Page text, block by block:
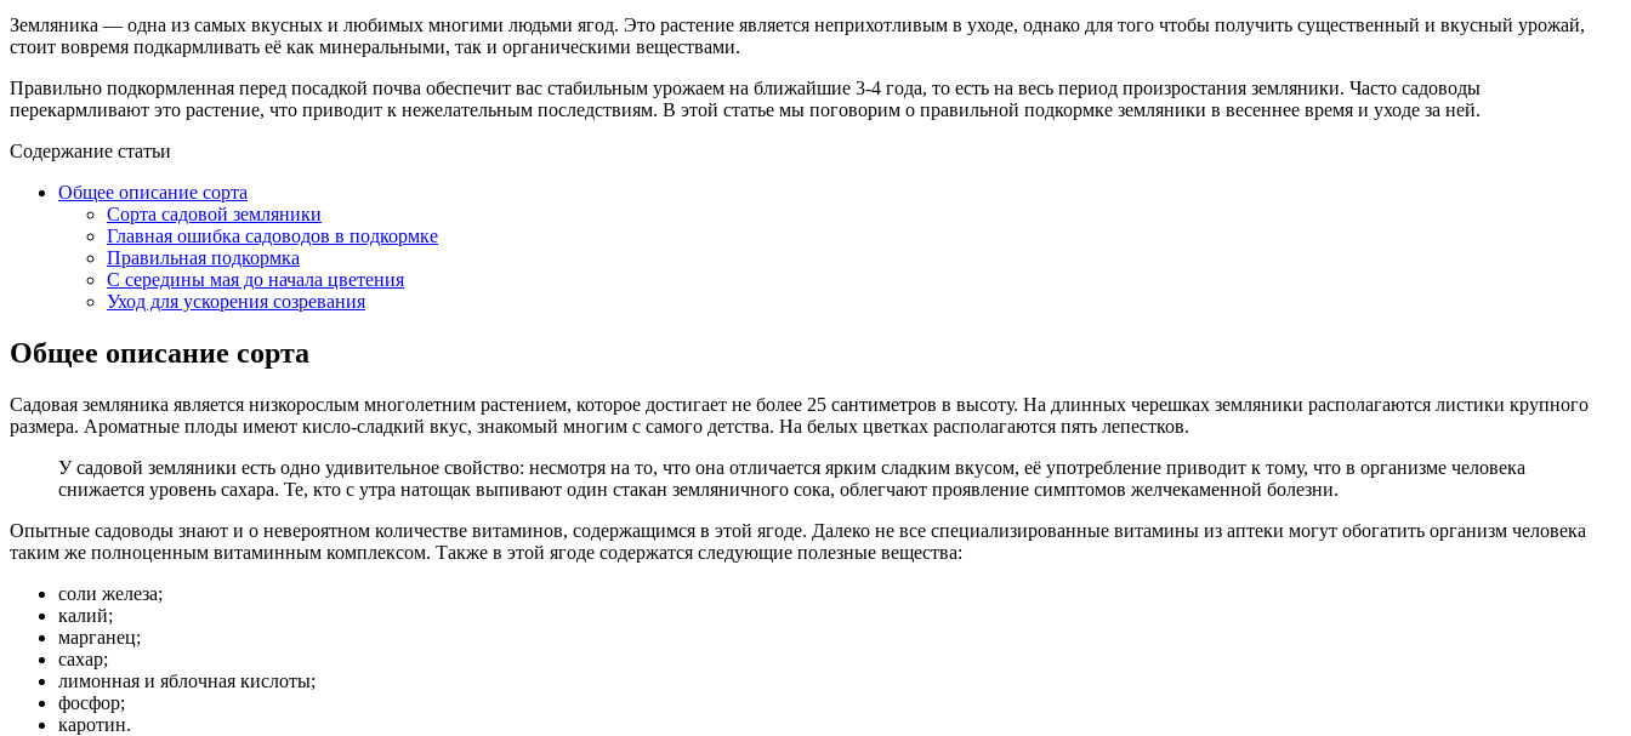
Земляника — одна из самых вкусных и любимых многими людьми ягод. Это растение является неприхотливым в уходе, однако для того чтобы получить существенный и вкусный урожай,
стоит вовремя подкармливать её как минеральными, так и органическими веществами.
Правильно подкормленная перед посадкой почва обеспечит вас стабильным урожаем на ближайшие 3-4 года, то есть на весь период произростания земляники. Часто садоводы
перекармливают это растение, что приводит к нежелательным последствиям. В этой статье мы поговорим о правильной подкормке земляники в весеннее время и уходе за ней.
Содержание статьи
Общее описание сорта
Сорта садовой земляники
Главная ошибка садоводов в подкормке
Правильная подкормка
С середины мая до начала цветения
Уход для ускорения созревания
Общее описание сорта
Садовая земляника является низкорослым многолетним растением, которое достигает не более 25 сантиметров в высоту. На длинных черешках земляники располагаются листики крупного
размера. Ароматные плоды имеют кисло-сладкий вкус, знакомый многим с самого детства. На белых цветках располагаются пять лепестков.
У садовой земляники есть одно удивительное свойство: несмотря на то, что она отличается ярким сладким вкусом, её употребление приводит к тому, что в организме человека
снижается уровень сахара. Те, кто с утра натощак выпивают один стакан земляничного сока, облегчают проявление симптомов желчекаменной болезни.
Опытные садоводы знают и о невероятном количестве витаминов, содержащимся в этой ягоде. Далеко не все специализированные витамины из аптеки могут обогатить организм человека
таким же полноценным витаминным комплексом. Также в этой ягоде содержатся следующие полезные вещества:
соли железа;
калий;
марганец;
сахар;
лимонная и яблочная кислоты;
фосфор;
каротин.